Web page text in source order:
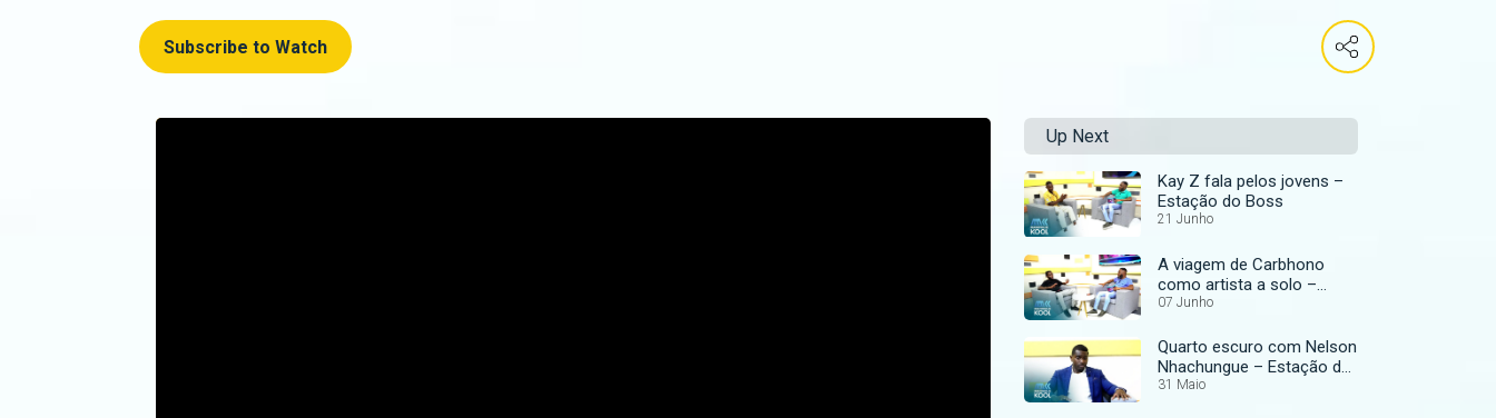
Subscribe to Watch
Up Next
Kay Z fala pelos jovens –
Estação do Boss
21 Junho
A viagem de Carbhono
como artista a solo –
Estação do Boss
07 Junho
Quarto escuro com Nelson
Nhachungue – Estação do
Boss
31 Maio